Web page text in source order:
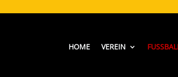
HOME VEREIN FUSSBALL